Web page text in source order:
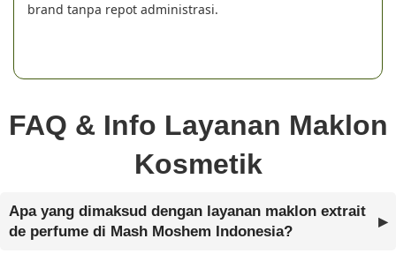
brand tanpa repot administrasi.
FAQ & Info Layanan Maklon
Kosmetik
Apa yang dimaksud dengan layanan maklon extrait
de perfume di Mash Moshem Indonesia?